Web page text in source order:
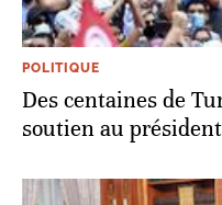
POLITIQUE
Des centaines de
soutien au